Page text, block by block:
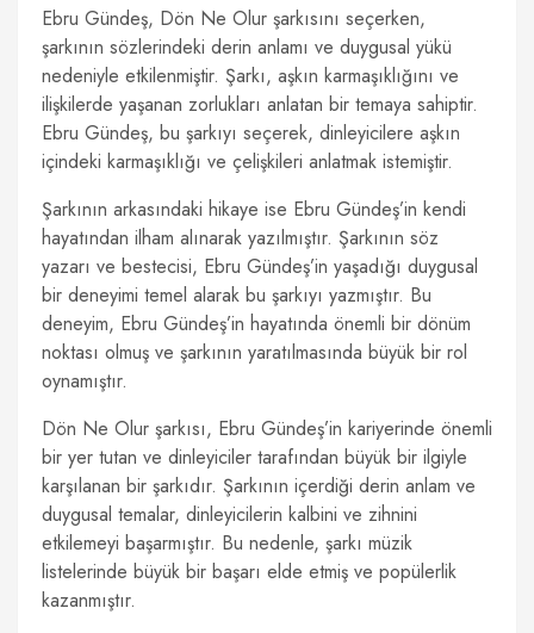
Ebru Gündeş, Dön Ne Olur şarkısını seçerken,
şarkının sözlerindeki derin anlamı ve duygusal yükü
nedeniyle etkilenmiştir. Şarkı, aşkın karmaşıklığını ve
ilişkilerde yaşanan zorlukları anlatan bir temaya sahiptir.
Ebru Gündeş, bu şarkıyı seçerek, dinleyicilere aşkın
içindeki karmaşıklığı ve çelişkileri anlatmak istemiştir.
Şarkının arkasındaki hikaye ise Ebru Gündeş’in kendi
hayatından ilham alınarak yazılmıştır. Şarkının söz
yazarı ve bestecisi, Ebru Gündeş’in yaşadığı duygusal
bir deneyimi temel alarak bu şarkıyı yazmıştır. Bu
deneyim, Ebru Gündeş’in hayatında önemli bir dönüm
noktası olmuş ve şarkının yaratılmasında büyük bir rol
oynamıştır.
Dön Ne Olur şarkısı, Ebru Gündeş’in kariyerinde önemli
bir yer tutan ve dinleyiciler tarafından büyük bir ilgiyle
karşılanan bir şarkıdır. Şarkının içerdiği derin anlam ve
duygusal temalar, dinleyicilerin kalbini ve zihnini
etkilemeyi başarmıştır. Bu nedenle, şarkı müzik
listelerinde büyük bir başarı elde etmiş ve popülerlik
kazanmıştır.